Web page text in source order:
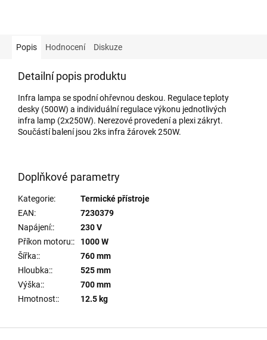
Popis Hodnocení Diskuze
Detailní popis produktu
Infra lampa se spodní ohřevnou deskou. Regulace teploty
desky (500W) a individuální regulace výkonu jednotlivých
infra lamp (2x250W). Nerezové provedení a plexi zákryt.
Součástí balení jsou 2ks infra žárovek 250W.
Doplňkové parametry
Kategorie:
Termické přístroje
EAN:
7230379
Napájení::
230 V
Příkon motoru::
1000 W
Šířka::
760 mm
Hloubka::
525 mm
Výška::
700 mm
Hmotnost:: 12.5 kg